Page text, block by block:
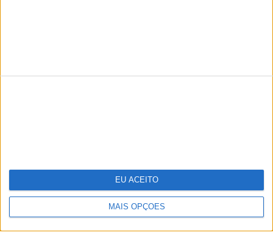
MAIS OPÇÕES
EU ACEITO